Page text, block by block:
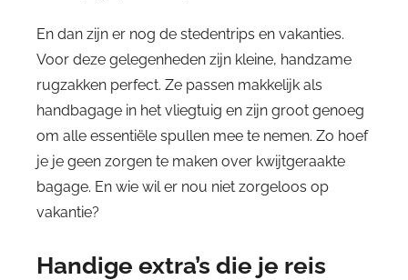
En dan zijn er nog de stedentrips en vakanties.
Voor deze gelegenheden zijn kleine, handzame
rugzakken perfect. Ze passen makkelijk als
handbagage in het vliegtuig en zijn groot genoeg
om alle essentiële spullen mee te nemen. Zo hoef
je je geen zorgen te maken over kwijtgeraakte
bagage. En wie wil er nou niet zorgeloos op
vakantie?
Handige extra’s die je reis